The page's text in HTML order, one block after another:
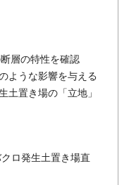
層の特性を確認
ような影響を与える
土置き場の「立地」
ロ発生土置き場直